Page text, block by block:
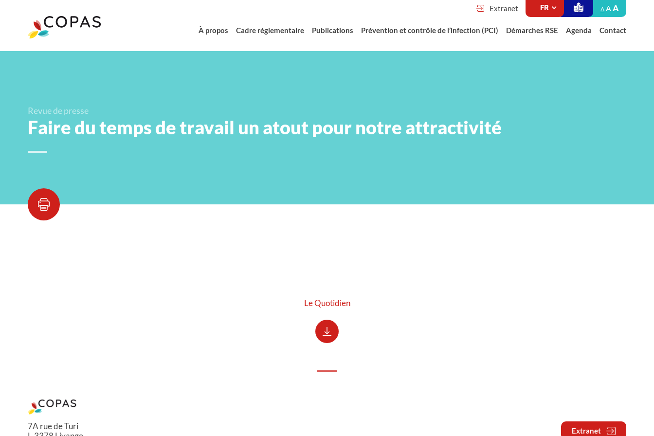
Extranet A AA
À propos Cadre réglementaire Publications Prévention et contrôle de l’infection (PCI) Démarches RSE Agenda Contact
Revue de presse
Faire du temps de travail un atout pour notre attractivité
Le Quotidien
7A rue de Turi
Extranet